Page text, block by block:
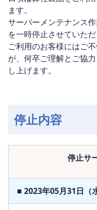
ます。
サーバーメンテナンス
を一時停止させていただ
ご利用のお客様にはご
が、何卒ご理解とご協
し上げます。
停止内容
停止サ
■ 2023年05月31日（